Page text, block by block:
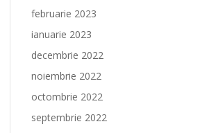
februarie 2023
ianuarie 2023
decembrie 2022
noiembrie 2022
octombrie 2022
septembrie 2022